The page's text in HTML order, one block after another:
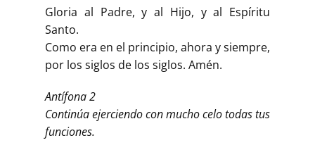
Gloria al Padre, y al Hijo, y al Espíritu
Santo.
Como era en el principio, ahora y siempre,
por los siglos de los siglos. Amén.
Antífona 2
Continúa ejerciendo con mucho celo todas tus
funciones.